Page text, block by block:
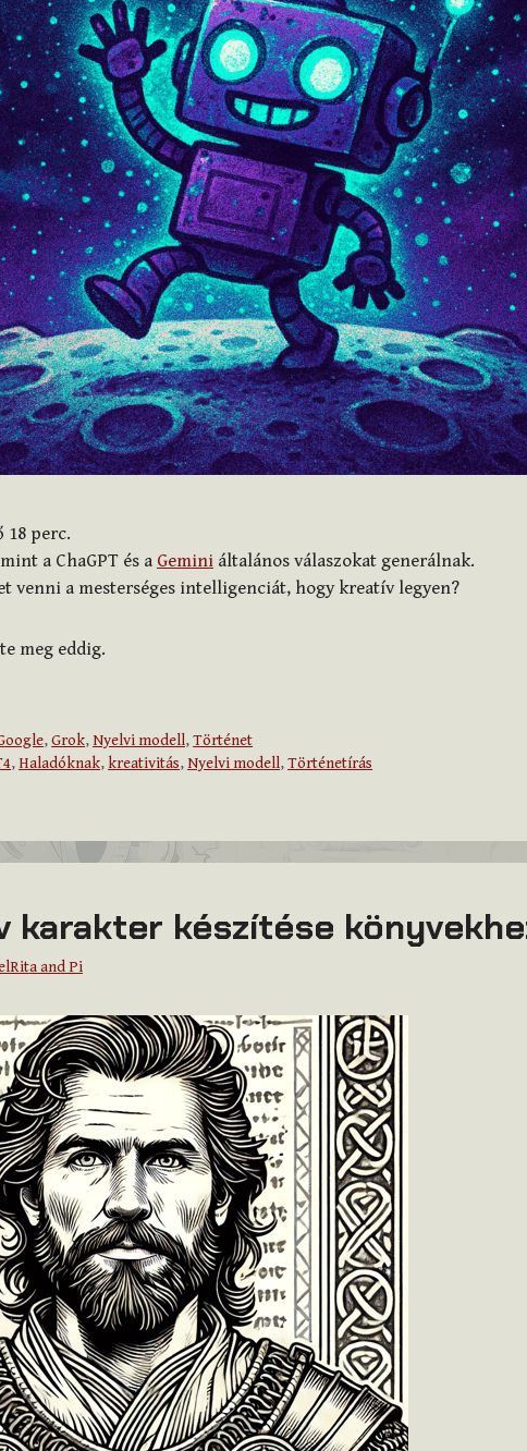
18 perc.
a ChaGPT és a Gemini általános válaszokat generálnak.
venni a mesterséges intelligenciát, hogy kreatív legyen?
meg eddig.
,Grok, Nyelvi modell,Történet
, Haladóknak, kreativitás, Nyelvi modell,Történetírás
karakter készítése
and Pi